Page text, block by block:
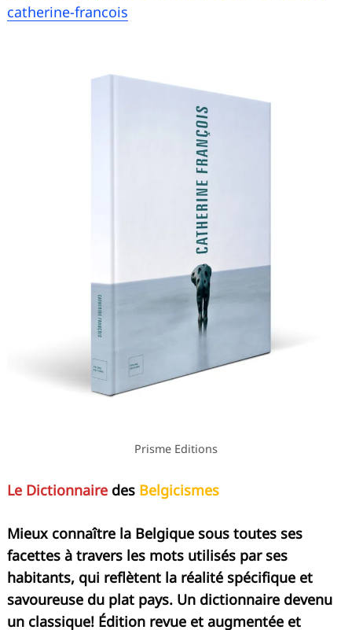
catherine-francois
Prisme Editions
Le Dictionnaire des Belgicismes
Mieux connaître la Belgique sous toutes ses
facettes à travers les mots utilisés par ses
habitants, qui reflètent la réalité spécifique et
savoureuse du plat pays. Un dictionnaire devenu
un classique! Édition revue et augmentée et